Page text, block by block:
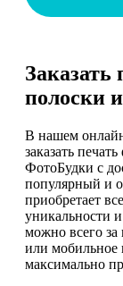
Заказать
полоски
В нашем
заказать
ФотоБудки с
популярный и
приобретает
уникальности и
можно всего за
или мобильное
максимально